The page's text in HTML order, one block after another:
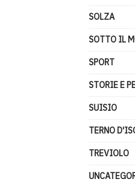
SOLZA
SOTTO IL
SPORT
STORIE E
SUISIO
TERNO
TREVIOLO